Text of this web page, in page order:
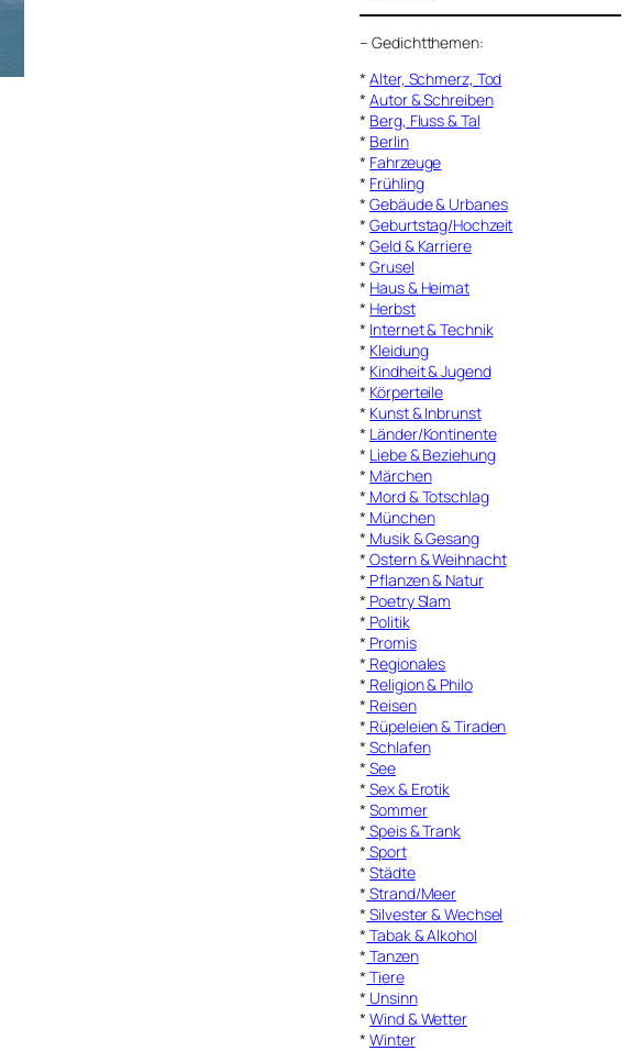
–Gedichtthemen:
*Alter, Schmerz, Tod
*Autor & Schreiben
* Berg, Fluss & Tal
* Berlin
* Fahrzeuge
* Frühling
*Gebäude & Urbanes
*Geburtstag/Hochzeit
*Geld & Karriere
*Grusel
* Haus & Heimat
* Herbst
* Internet & Technik
* Kleidung
* Kindheit & Jugend
* Körperteile
* Kunst & Inbrunst
* Länder/Kontinente
* Liebe & Beziehung
* Märchen
* Mord & Totschlag
* München
* Musik & Gesang
* Ostern & Weihnacht
* Pflanzen & Natur
* Poetry Slam
* Politik
* Promis
* Regionales
* Religion & Philo
* Reisen
* Rüpeleien & Tiraden
* Schlafen
* See
* Sex & Erotik
*Sommer
* Speis & Trank
* Sport
*Städte
* Strand/Meer
* Silvester & Wechsel
* Tabak & Alkohol
* Tanzen
* Tiere
* Unsinn
*Wind & Wetter
*Winter